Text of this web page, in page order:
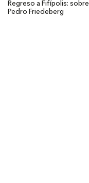
Regreso a Fifípolis: sobre
Pedro Friedeberg